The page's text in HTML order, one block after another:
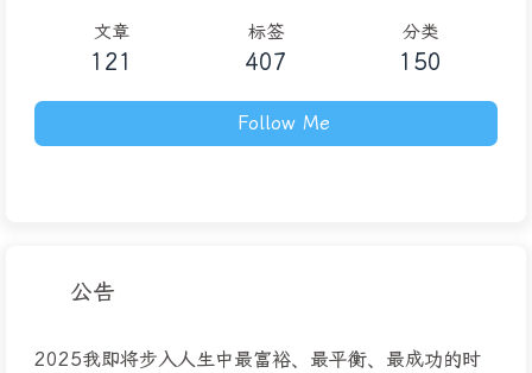
文章
121
标签
407
分类
150
Follow Me
公告
2025我即将步入人生中最富裕、最平衡、最成功的时